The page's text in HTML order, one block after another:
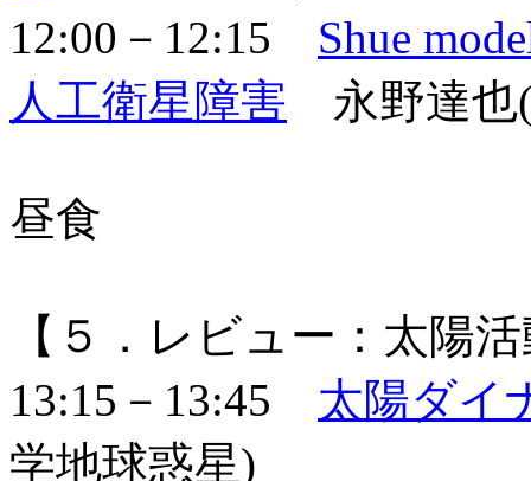
12:00－12:15 Shue
人工衛星障害 永野達也
昼食
【５．レビュー：太陽
13:15－13:45 太陽ダイ
学地球惑星)